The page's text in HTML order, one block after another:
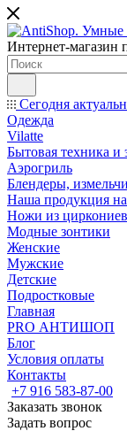
Интернет-магазин
Сегодня
Одежда
Vilatte
Бытовая техника и
Аэрогриль
Блендеры,
Наша продукция
Ножи из
Модные зонтики
Женские
Мужские
Детские
Подростковые
Главная
PRO АНТИШОП
Блог
Условия оплаты
Контакты
+7 916 583-87-00
Заказать звонок
Задать вопрос